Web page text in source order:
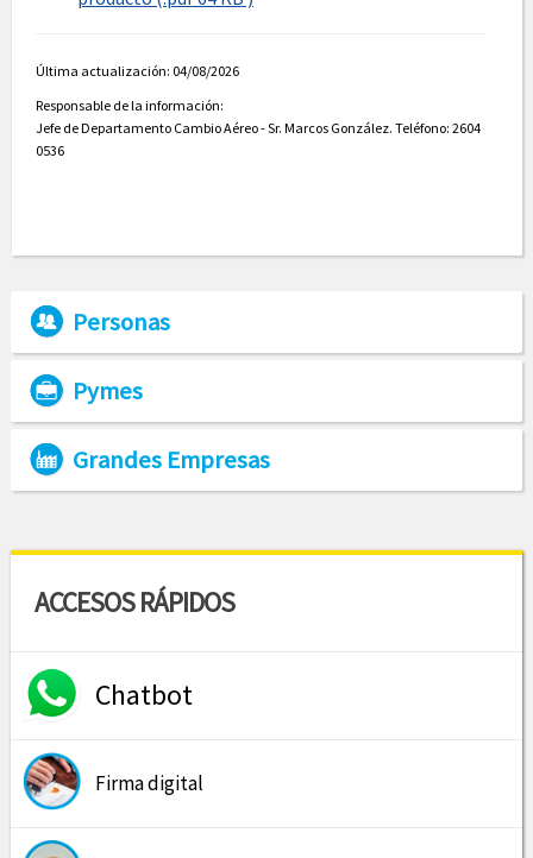
Última actualización: 04/08/2026
Responsable de la información:
Jefe de Departamento Cambio Aéreo - Sr. Marcos González. Teléfono: 2604
0536
Personas
Pymes
Grandes Empresas
ACCESOS RÁPIDOS
Chatbot
Firma digital